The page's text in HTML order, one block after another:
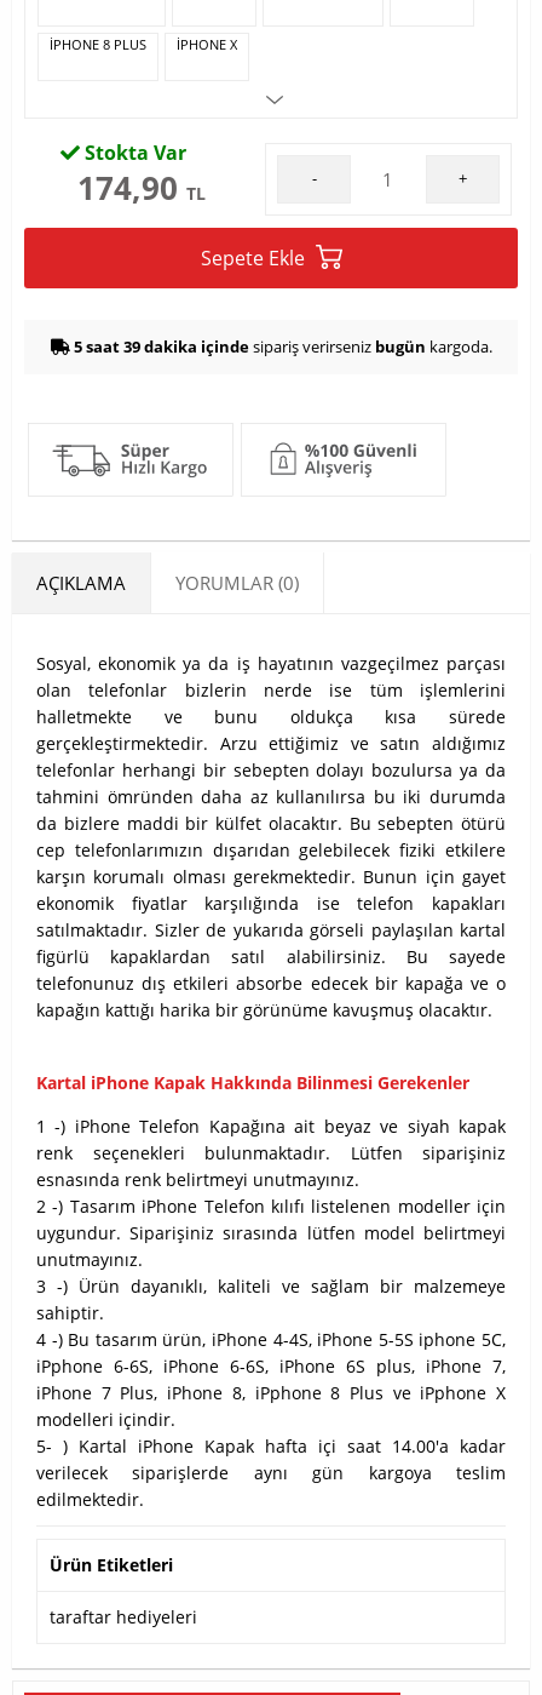
IPHONE 8 PLUS IPHONE X
Stokta Var
174,90 TL
- +
Sepete Ekle
5 saat 39 dakika içindesipariş verirseniz bugün kargoda.
AÇIKLAMA YORUMLAR (0)
Sosyal, ekonomik ya da iş hayatının vazgeçilmez parçası
olan telefonlar bizlerin nerde ise tüm işlemlerini
halletmekte ve bunu oldukça kısa sürede
gerçekleştirmektedir. Arzu ettiğimiz ve satın aldığımız
telefonlar herhangi bir sebepten dolayı bozulursa ya da
tahmini ömründen daha az kullanılırsa bu iki durumda
da bizlere maddi bir külfet olacaktır. Bu sebepten ötürü
cep telefonlarımızın dışarıdan gelebilecek fiziki etkilere
karşın korumalı olması gerekmektedir. Bunun için gayet
ekonomik fiyatlar karşılığında ise telefon kapakları
satılmaktadır. Sizler de yukarıda görseli paylaşılan kartal
figürlü kapaklardan satıl alabilirsiniz. Bu sayede
telefonunuz dış etkileri absorbe edecek bir kapağa ve o
kapağın kattığı harika bir görünüme kavuşmuş olacaktır.
Kartal iPhone Kapak Hakkında Bilinmesi Gerekenler
1 -) iPhone Telefon Kapağına ait beyaz ve siyah kapak
renk seçenekleri bulunmaktadır. Lütfen siparişiniz
esnasında renk belirtmeyi unutmayınız.
2 -) Tasarım iPhone Telefon kılıfı listelenen modeller için
uygundur. Siparişiniz sırasında lütfen model belirtmeyi
unutmayınız.
3 -) Ürün dayanıklı, kaliteli ve sağlam bir malzemeye
sahiptir.
4 -) Bu tasarım ürün, iPhone 4-4S, iPhone 5-5S iphone 5C,
iPphone 6-6S, iPhone 6-6S, iPhone 6S plus, iPhone 7,
iPhone 7 Plus, iPhone 8, iPphone 8 Plus ve iPphone X
modelleri içindir.
5- ) Kartal iPhone Kapak hafta içi saat 14.00'a kadar
verilecek siparişlerde aynı gün kargoya teslim
edilmektedir.
Ürün Etiketleri
taraftar hediyeleri